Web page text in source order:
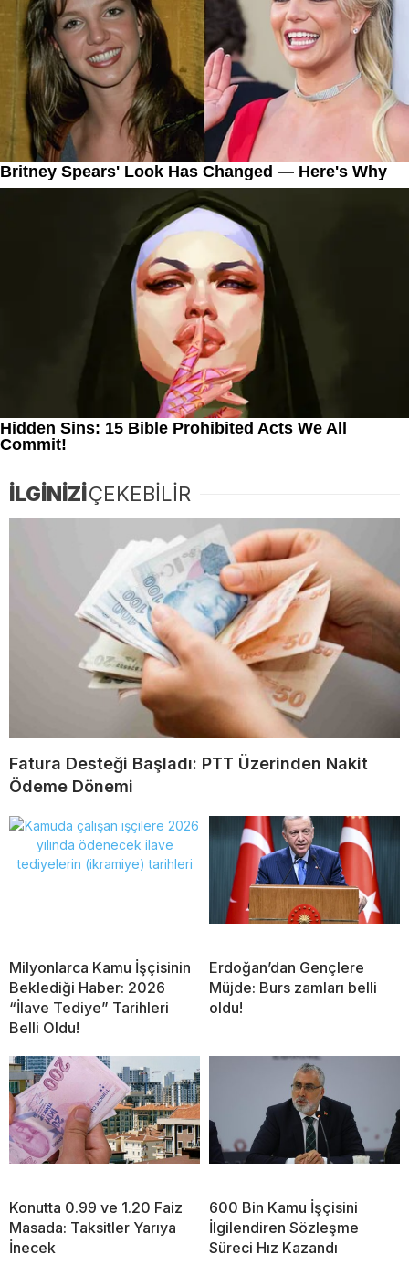
İLGİNİZİÇEKEBİLİR
Fatura Desteği Başladı: PTT Üzerinden Nakit
Ödeme Dönemi
Milyonlarca Kamu İşçisinin
Beklediği Haber: 2026
“İlave Tediye” Tarihleri
Belli Oldu!
Erdoğan’dan Gençlere
Müjde: Burs zamları belli
oldu!
Konutta 0.99 ve 1.20 Faiz
Masada: Taksitler Yarıya
İnecek
600 Bin Kamu İşçisini
İlgilendiren Sözleşme
Süreci Hız Kazandı